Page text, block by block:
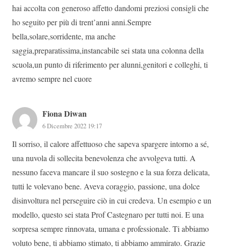
hai accolta con generoso affetto dandomi preziosi consigli che
ho seguito per più di trent’anni anni.Sempre
bella,solare,sorridente, ma anche
saggia,preparatissima,instancabile sei stata una colonna della
scuola,un punto di riferimento per alunni,genitori e colleghi, ti
avremo sempre nel cuore
Fiona Diwan
6 Dicembre 2022 19:17
Il sorriso, il calore affettuoso che sapeva spargere intorno a sé,
una nuvola di sollecita benevolenza che avvolgeva tutti. A
nessuno faceva mancare il suo sostegno e la sua forza delicata,
tutti le volevano bene. Aveva coraggio, passione, una dolce
disinvoltura nel perseguire ciò in cui credeva. Un esempio e un
modello, questo sei stata Prof Castegnaro per tutti noi. E una
sorpresa sempre rinnovata, umana e professionale. Ti abbiamo
voluto bene, ti abbiamo stimato, ti abbiamo ammirato. Grazie